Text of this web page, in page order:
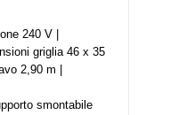
240 V |
griglia 46 x 35
2,90 m |
smontabile